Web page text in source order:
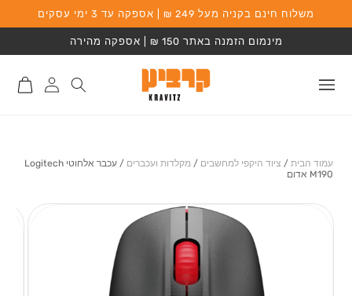
המשך לתוכן
משלוח חינם בקניה מעל 249 ₪ | אספקה עד 3 ימי עסקים
מינמום הזמנה באתר 150 ₪ | אספקה מהירה
התחברות
לאתר
סל
קניות
עמוד הבית / ציוד היקפי למחשבים / מקלדות ועכברים /
עכבר אלחוטי Logitech
M190 אדום
מעבר למידע על